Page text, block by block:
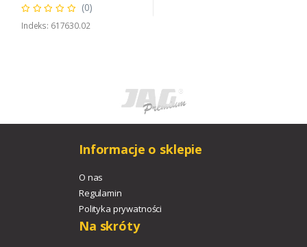
(0)
Indeks: 617630.02
Informacje o sklepie
O nas
Regulamin
Polityka prywatności
Na skróty